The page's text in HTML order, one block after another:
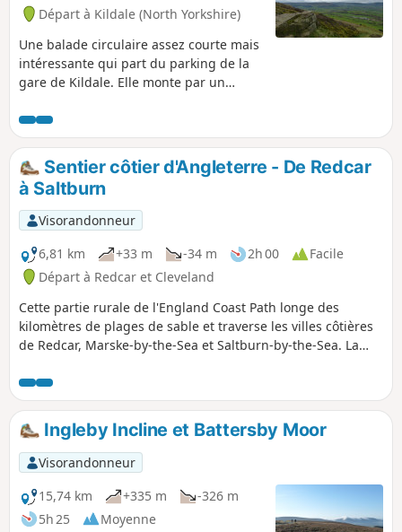
Départ à Kildale (North Yorkshire)
Une balade circulaire assez courte mais
intéressante qui part du parking de la
gare de Kildale. Elle monte par un
travers les bois pour déboucher sur la
lande près du monument dédié au
capitaine Cook. La balade descend
ensuite à travers les bois et longe le
pied de la colline avant de redescendre
pour suivre le cours de la rivière Leven,
passer devant une cascade et rejoindre
la route qui ramène à Kildale.
Sentier côtier d'Angleterre - De Redcar
à Saltburn
Visorandonneur
6,81 km
+33 m -34 m 2h 00
Facile
Départ à Redcar et Cleveland
Cette partie rurale de l'England Coast Path longe des
kilomètres de plages de sable et traverse les villes côtières
de Redcar, Marske-by-the-Sea et Saltburn-by-the-Sea. La
sable et au sommet des falaises, la dernière partie longeant
la promenade de Saltburn.
Ingleby Incline et Battersby Moor
Visorandonneur
15,74 km
+335 m
-326 m
5h 25
Moyenne